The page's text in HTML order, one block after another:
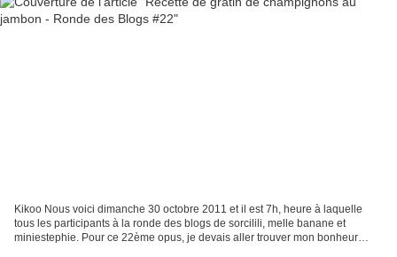
Kikoo Nous voici dimanche 30 octobre 2011 et il est 7h, heure à laquelle
tous les participants à la ronde des blogs de sorcilili, melle banane et
miniestephie. Pour ce 22ème opus, je devais aller trouver mon bonheur